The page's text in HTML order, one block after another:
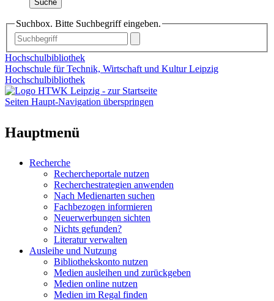
Suche
Suchbox. Bitte Suchbegriff eingeben.
Hochschulbibliothek
Hochschule für Technik, Wirtschaft und Kultur Leipzig
Hochschulbibliothek
Seiten Haupt-Navigation überspringen
Hauptmenü
Recherche
Rechercheportale nutzen
Recherchestrategien anwenden
Nach Medienarten suchen
Fachbezogen informieren
Neuerwerbungen sichten
Nichts gefunden?
Literatur verwalten
Ausleihe und Nutzung
Bibliothekskonto nutzen
Medien ausleihen und zurückgeben
Medien online nutzen
Medien im Regal finden